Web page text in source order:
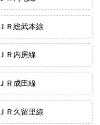
ＪＲ総武本線
ＪＲ内房線
ＪＲ成田線
ＪＲ久留里線